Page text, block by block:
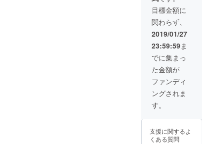
盛りだ
くさん
ですの
で是
非！
目標金額に
関わらず、
2019/01/27
23:59:59ま
でに集まっ
た金額が
ファンディ
ングされま
す。
支援に関するよ
くある質問